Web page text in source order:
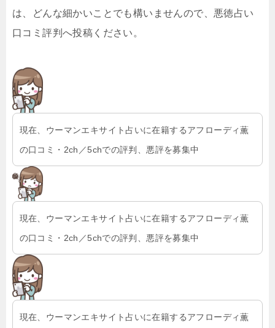
は、どんな細かいことでも構いませんので、悪徳占い
口コミ評判へ投稿ください。
現在、ウーマンエキサイト占いに在籍するアフローディ薫
の口コミ・2ch／5chでの評判、悪評を募集中
現在、ウーマンエキサイト占いに在籍するアフローディ薫
の口コミ・2ch／5chでの評判、悪評を募集中
現在、ウーマンエキサイト占いに在籍するアフローディ薫